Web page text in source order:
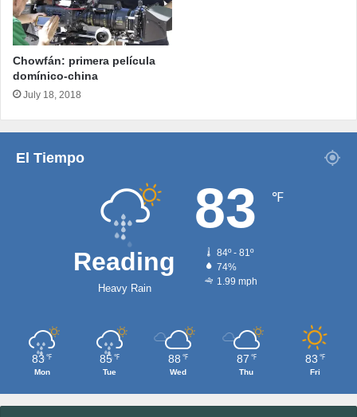
Chowfán: primera película
domínico-china
July 18, 2018
El Tiempo
Reading
Heavy Rain
83 ℉
84º - 81º
74%
1.99 mph
83 ℉
Mon
85 ℉
Tue
88 ℉
Wed
87 ℉
Thu
83 ℉
Fri